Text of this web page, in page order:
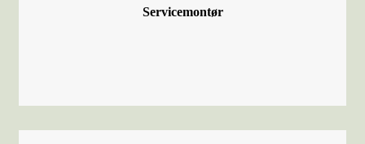
Servicemontør